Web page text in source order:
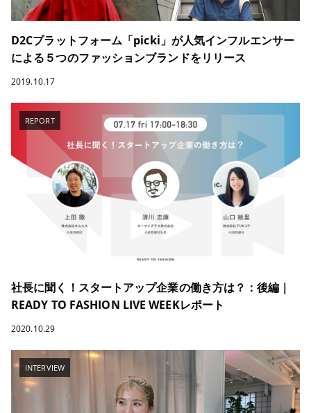
D2Cプラットフォーム「picki」が人気インフルエンサー
による５つのファッションブランドをリリース
2019.10.17
REPORT
社長に聞く！スタートアップ企業の働き方は？：後編｜
READY TO FASHION LIVE WEEKレポート
2020.10.29
INTERVIEW